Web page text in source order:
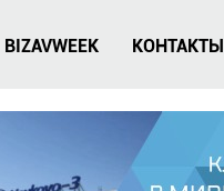
BIZAVWEEK КОНТАКТЫ